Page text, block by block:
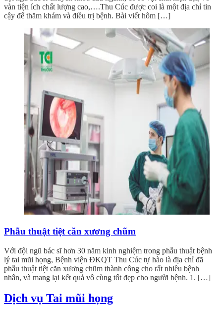
vàn tiện ích chất lượng cao,….Thu Cúc được coi là một địa chỉ tin
cậy để thăm khám và điều trị bệnh. Bài viết hôm […]
Phẫu thuật tiệt căn xương chũm
Với đội ngũ bác sĩ hơn 30 năm kinh nghiệm trong phẫu thuật bệnh
lý tai mũi họng, Bệnh viện ĐKQT Thu Cúc tự hào là địa chỉ đã
phẫu thuật tiệt căn xương chũm thành công cho rất nhiều bệnh
nhân, và mang lại kết quả vô cùng tốt đẹp cho người bệnh. 1. […]
Dịch vụ Tai mũi họng